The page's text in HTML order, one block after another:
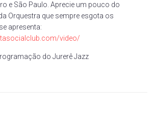
e São Paulo. Aprecie um pouco do
Orquestra que sempre esgota os
apresenta:
video/
do Jurerê Jazz